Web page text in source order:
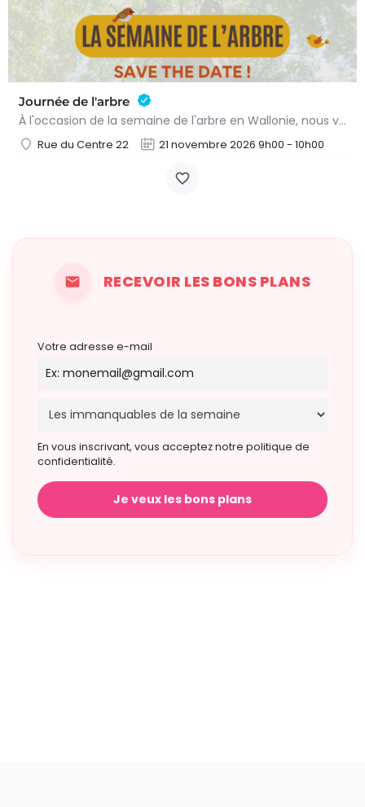
Journée de l'arbre
À l'occasion de la semaine de l'arbre en Wallonie, nous vous proposons l'annuelle distribution gratuite des…
Rue du Centre 22 21 novembre 2026 9h00 - 10h00
RECEVOIR LES BONS PLANS
Votre adresse e-mail
En vous inscrivant, vous acceptez notre politique de
confidentialité.